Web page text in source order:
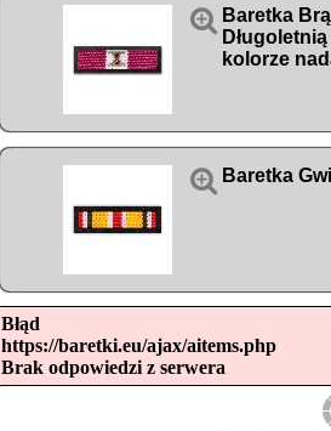
 Baretka
kolorze
 Baretka
Błąd
https://baretki.eu/ajax/aitems.php
Brak odpowiedzi z serwera